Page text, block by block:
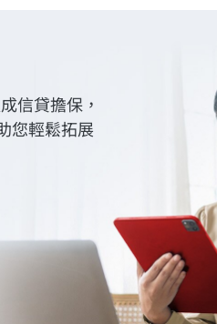
信貸擔保，
您輕鬆拓展